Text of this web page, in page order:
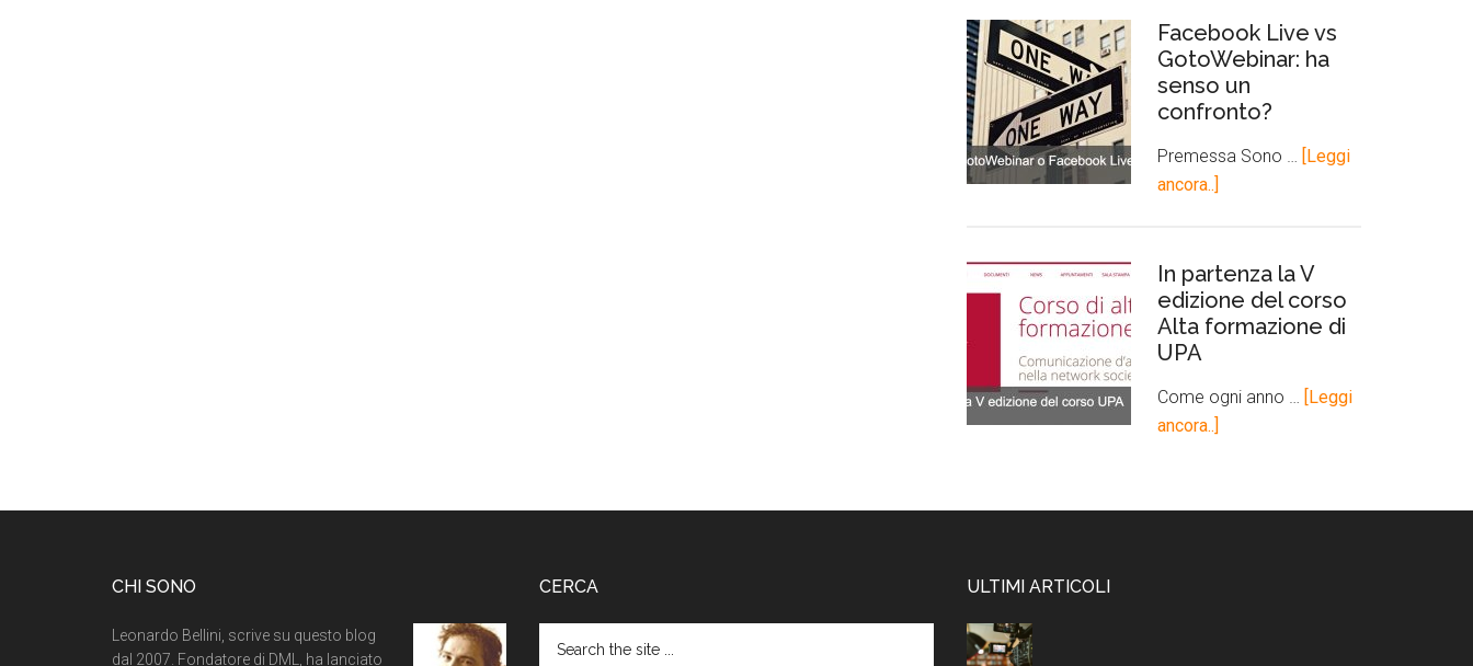
Facebook Live vs
GotoWebinar: ha
senso un
confronto?
Premessa Sono …
[Leggi
ancora..]
In partenza la V
edizione del corso
Alta formazione di
UPA
Come ogni anno …
[Leggi
ancora..]
CHI SONO
Leonardo Bellini, scrive su questo blog
dal 2007. Fondatore di DML, ha lanciato
CERCA ULTIMI ARTICOLI